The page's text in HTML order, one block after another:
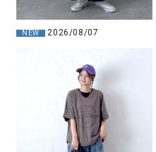
NEW 2026/08/07